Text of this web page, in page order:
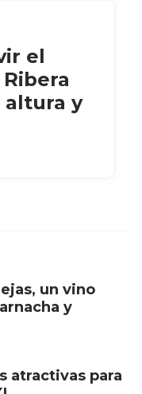
el
altura y
un vino
y
atractivas para